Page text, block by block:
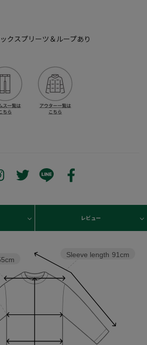
クスプリーツ＆ループあり
レビュー
Sleeve length 91cm